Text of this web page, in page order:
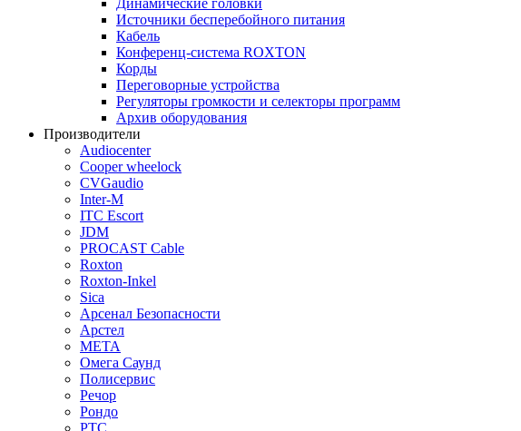
Динамические головки
Источники бесперебойного питания
Кабель
Конференц-система ROXTON
Корды
Переговорные устройства
Регуляторы громкости и селекторы программ
Архив оборудования
Производители
Audiocenter
Cooper wheelock
CVGaudio
Inter-M
ITC Escort
JDM
PROCAST Cable
Roxton
Roxton-Inkel
Sica
Арсенал Безопасности
Арстел
МЕТА
Омега Саунд
Полисервис
Речор
Рондо
РТС